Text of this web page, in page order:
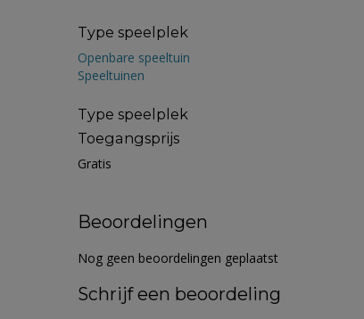
Type speelplek
Openbare speeltuin
Speeltuinen
Type speelplek
Toegangsprijs
Gratis
Beoordelingen
Nog geen beoordelingen geplaatst
Schrijf een beoordeling